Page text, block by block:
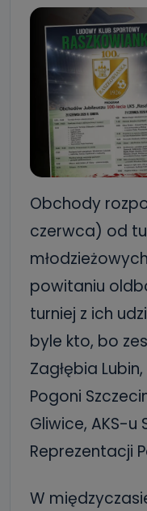
Obchody
czerwca) od
powitaniu
turniej z ich
byle kto, bo
Zagłębia
Pogoni
Gliwice, AKS-
Reprezentacji
W